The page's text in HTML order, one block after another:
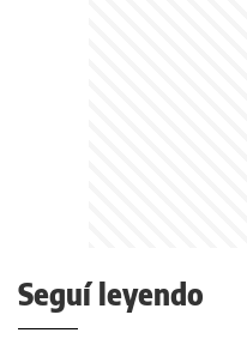
Seguí leyendo